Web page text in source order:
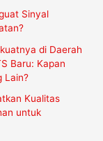
Sinyal
di Daerah
Baru: Kapan
Lain?
Kualitas
untuk